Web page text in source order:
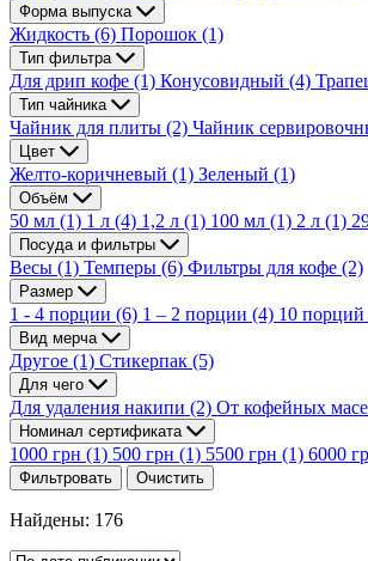
Форма выпуска
Жидкость (6) Порошок (1)
Тип фильтра
Для дрип кофе (1) Конусовидный (4)
Тип чайника
Чайник для плиты (2) Чайник
Цвет
Желто-коричневый (1) Зеленый (1)
Объём
50 мл (1) 1 л (4) 1,2 л (1) 100 мл (1) 2 л (1)
Посуда и фильтры
Весы (1) Темперы (6) Фильтры для кофе (2)
Размер
1 - 4 порции (6) 1 – 2 порции (4) 10
Вид мерча
Другое (1) Стикерпак (5)
Для чего
Для удаления накипи (2) От кофейных
Номинал сертификата
1000 грн (1) 500 грн (1) 5500 грн (1) 6000
Фильтровать Очистить
Найдены: 176